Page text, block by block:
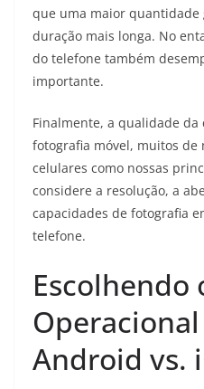
que uma maior
duração mais longa. No
do telefone também
importante.
Finalmente, a qualidade da
fotografia móvel, muitos de
celulares como nossas
considere a resolução, a
capacidades de fotografia
telefone.
Escolhendo
Android vs.